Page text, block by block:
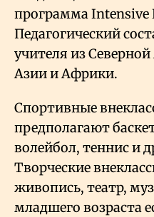
программа Intensive
Педагогический
учителя из
Азии и Африки.
Спортивные
предполагают
волейбол, теннис и
Творческие
живопись, театр,
младшего возраста